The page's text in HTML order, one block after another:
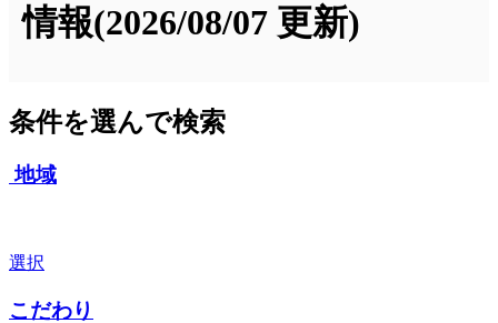
情報(2026/08/07 更新)
条件を選んで検索
地域
選択
こだわり